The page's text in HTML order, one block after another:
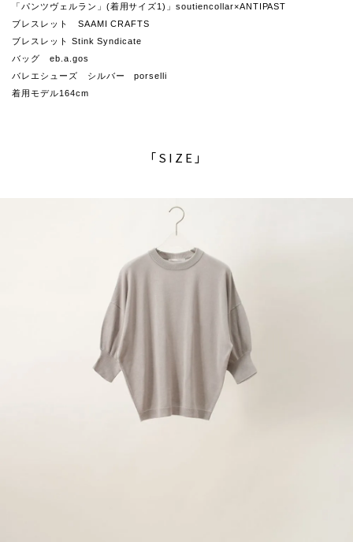
「パンツヴェルラン」(着用サイズ1)」soutiencollar×ANTIPAST
ブレスレット SAAMI CRAFTS
ブレスレット Stink Syndicate
バッグ eb.a.gos
バレエシューズ シルバー porselli
着用モデル164cm
「SIZE」